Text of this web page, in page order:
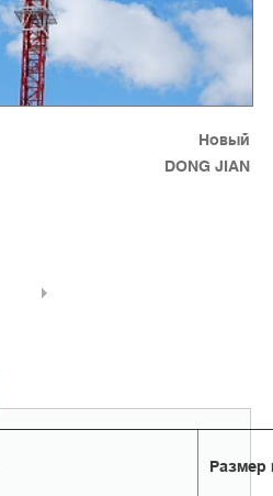
Новый
DONG JIAN
Размер